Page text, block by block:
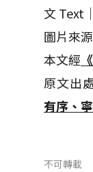
文 Text｜
圖片來源
本文經
原文出
有序、
不可轉載